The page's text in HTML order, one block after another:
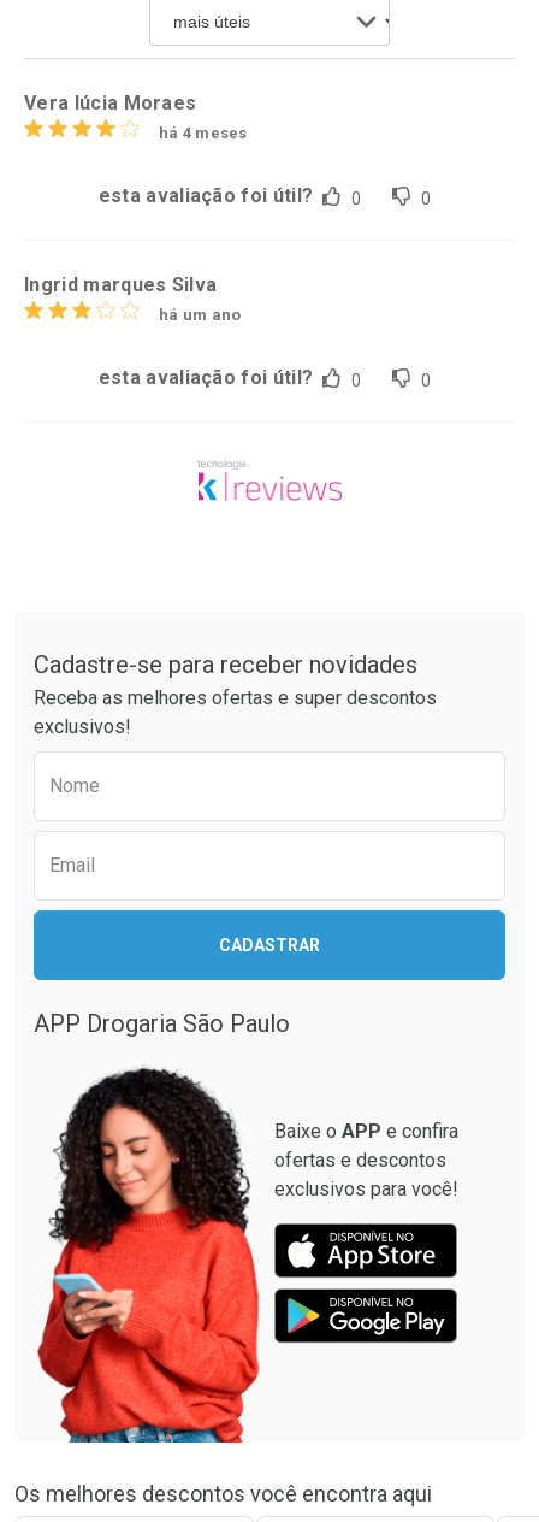
Comprar sem Desconto
Por R$ 36,90/cada
Comprar sem Desconto
Por R$ 17,35/cada
Por R$ 17,35/cada
Vera lúcia Moraes
há 4 meses
esta avaliação foi útil? 0 0
Ingrid marques Silva
há um ano
esta avaliação foi útil? 0 0
Cadastre-se para receber novidades
Receba as melhores ofertas e super descontos
exclusivos!
Nome
Email
CADASTRAR
APP Drogaria São Paulo
Baixe o APP e confira
ofertas e descontos
exclusivos para você!
Os melhores descontos você encontra aqui